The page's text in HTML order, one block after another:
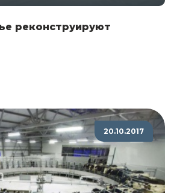
реконструируют
20.10.2017